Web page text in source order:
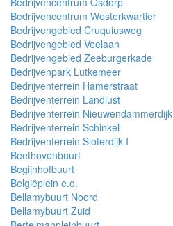
Bedrijvencentrum Westerkwartier
Bedrijvengebied Cruquiusweg
Bedrijvengebied Veelaan
Bedrijvengebied Zeeburgerkade
Bedrijvenpark Lutkemeer
Bedrijventerrein Hamerstraat
Bedrijventerrein Landlust
Bedrijventerrein Nieuwendammerdijk
Bedrijventerrein Schinkel
Bedrijventerrein Sloterdijk I
Beethovenbuurt
Begijnhofbuurt
Belgiëplein e.o.
Bellamybuurt Noord
Bellamybuurt Zuid